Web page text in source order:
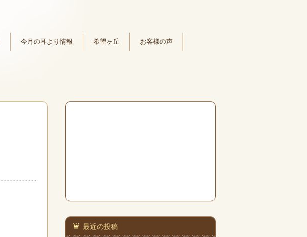
今月の耳より情報 希望ヶ丘 お客様の声
最近の投稿